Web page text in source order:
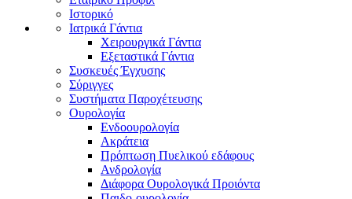
Ιστορικό
Ιατρικά Γάντια
Χειρουργικά Γάντια
Εξεταστικά Γάντια
Συσκευές Έγχυσης
Σύριγγες
Συστήματα Παροχέτευσης
Ουρολογία
Ενδοουρολογία
Ακράτεια
Πρόπτωση Πυελικού εδάφους
Ανδρολογία
Διάφορα Ουρολογικά Προιόντα